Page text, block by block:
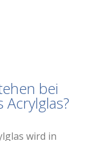
bei
wird in